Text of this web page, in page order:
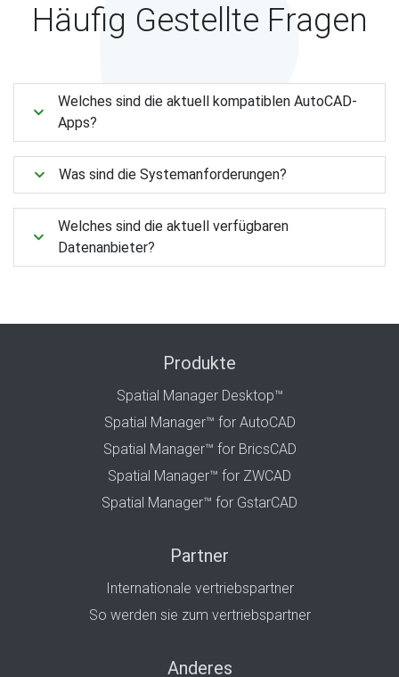
Häufig Gestellte Fragen
Welches sind die aktuell kompatiblen AutoCAD-
Apps?
Was sind die Systemanforderungen?
Welches sind die aktuell verfügbaren
Datenanbieter?
Produkte
Spatial Manager Desktop™
Spatial Manager™ for AutoCAD
Spatial Manager™ for BricsCAD
Spatial Manager™ for ZWCAD
Spatial Manager™ for GstarCAD
Partner
Internationale vertriebspartner
So werden sie zum vertriebspartner
Anderes